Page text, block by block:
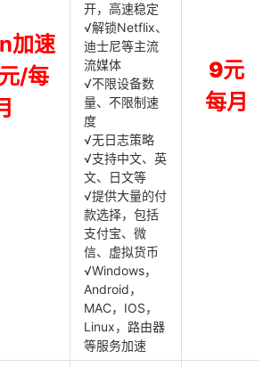
加速
/每
开，高速稳定
√解锁Netflix、
迪士尼等主流
流媒体
√不限设备数
量、不限制速
度
√无日志策略
√支持中文、英
文、日文等
√提供大量的付
款选择，包括
支付宝、微
信、虚拟货币
√Windows，
Android，
MAC，IOS，
Linux，路由器
等服务加速
9元
每月